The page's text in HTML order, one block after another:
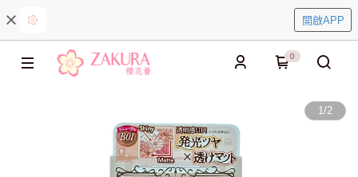
開啟APP
0
1/2